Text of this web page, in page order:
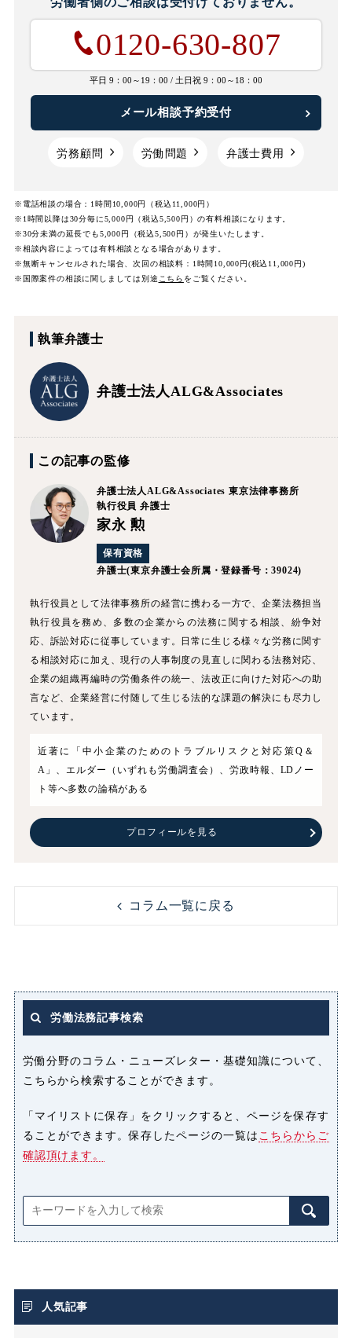
0120-630-807
平日 9：00～19：00 / 土日祝 9：00～18：00
メール相談予約受付
労務顧問 労働問題 弁護士費用
※電話相談の場合：1時間10,000円（税込11,000円）
※1時間以降は30分毎に5,000円（税込5,500円）の有料相談になります。
※30分未満の延長でも5,000円（税込5,500円）が発生いたします。
※相談内容によっては有料相談となる場合があります。
※無断キャンセルされた場合、次回の相談料：1時間10,000円(税込11,000円)
※国際案件の相談に関しましては 別途 こちら をご覧ください。
執筆弁護士
弁護士法人ALG&Associates
この記事の監修
弁護士法人ALG&Associates 東京法律事務所
執行役員 弁護士
家永 勲
保有資格
弁護士(東京弁護士会所属・登録番号：39024)
執行役員として法律事務所の経営に携わる一方で、企業法務担当
執行役員を務め、多数の企業からの法務に関する相談、紛争対
応、訴訟対応に従事しています。日常に生じる様々な労務に関す
る相談対応に加え、現行の人事制度の見直しに関わる法務対応、
企業の組織再編時の労働条件の統一、法改正に向けた対応への助
言など、企業経営に付随して生じる法的な課題の解決にも尽力し
ています。
近著に「中小企業のためのトラブルリスクと対応策Q＆
A」、エルダー（いずれも労働調査会）、労政時報、LDノー
ト等へ多数の論稿がある
プロフィールを見る
コラム一覧に戻る
労働法務記事検索
労働分野のコラム・ニューズレター・基礎知識について、
こちらから検索することができます。
「マイリストに保存」をクリックすると、ページを保存す
ることができます。保存したページの一覧は こちらからご
確認頂けます。
人気記事